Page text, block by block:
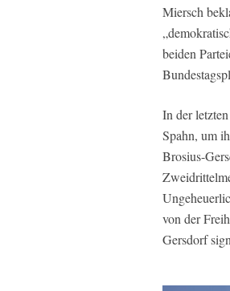
Miersch
beiden
In der
Spahn, um
Brosius-
von der
Gersdorf